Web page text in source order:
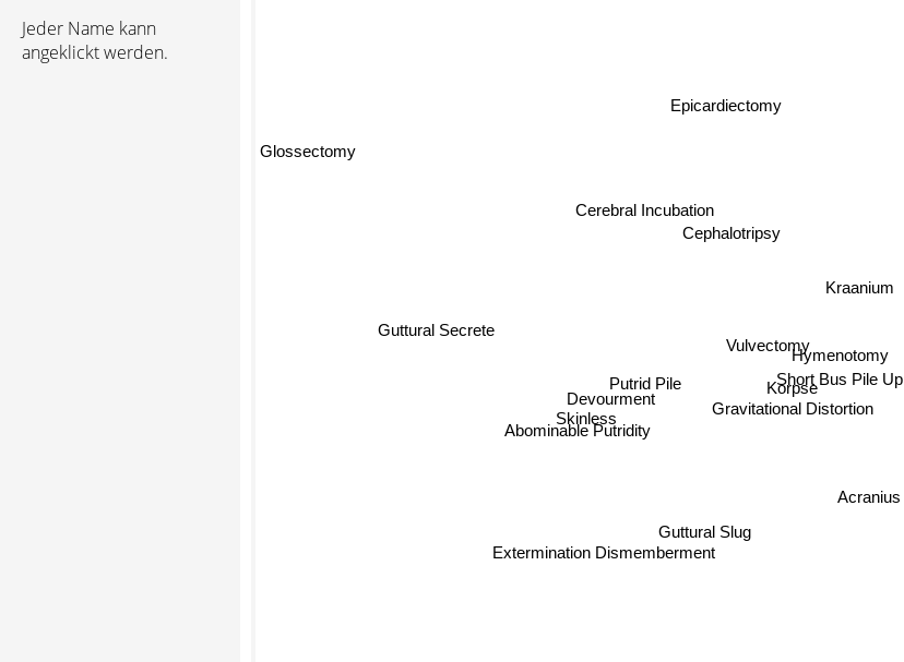
Jeder Name kann
angeklickt werden.
Kraanium
Korpse
Short Bus Pile Up
Hymenotomy
Gravitational Distortion
Vulvectomy
Devourment
Acranius
Putrid Pile
Skinless
Abominable Putridity
Cephalotripsy
Guttural Slug
Epicardiectomy
Cerebral Incubation
Extermination Dismemberment
Glossectomy
Guttural Secrete